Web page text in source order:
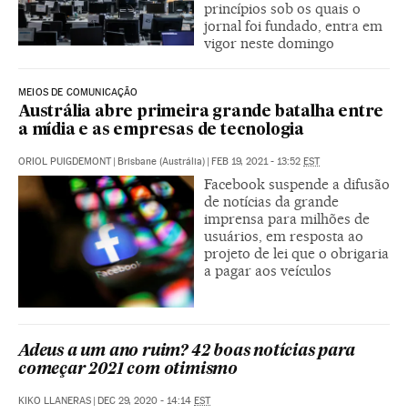
princípios sob os quais o
jornal foi fundado, entra em
vigor neste domingo
MEIOS DE COMUNICAÇÃO
Austrália abre primeira grande batalha entre
a mídia e as empresas de tecnologia
ORIOL PUIGDEMONT Brisbane (Austrália) FEB 19, 2021 - 13:52 EST
Facebook suspende a difusão
de notícias da grande
imprensa para milhões de
usuários, em resposta ao
projeto de lei que o obrigaria
a pagar aos veículos
Adeus a um ano ruim? 42 boas notícias para
começar 2021 com otimismo
KIKO LLANERAS DEC 29, 2020 - 14:14 EST